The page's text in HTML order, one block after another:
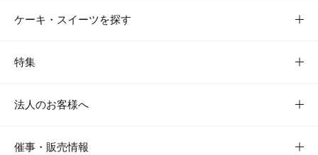
ケーキ・スイーツを探す
特集
法人のお客様へ
催事・販売情報